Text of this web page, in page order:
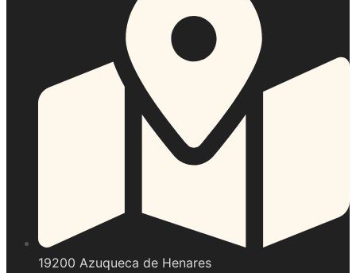
19200 Azuqueca de Henares